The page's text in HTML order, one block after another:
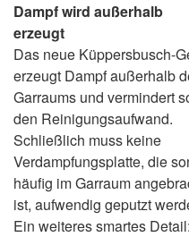
Dampf wird außerhalb
erzeugt
Das neue Küppersbusch-
erzeugt Dampf außerhalb
Garraums und vermindert
den Reinigungsaufwand.
Schließlich muss keine
Verdampfungsplatte, die
häufig im Garraum
ist, aufwendig geputzt
Ein weiteres smartes Detail: